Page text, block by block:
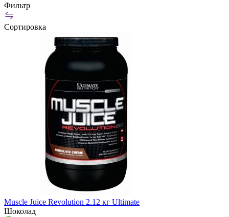
Фильтр
Сортировка
Muscle Juice Revolution 2.12 кг Ultimate
Шоколад